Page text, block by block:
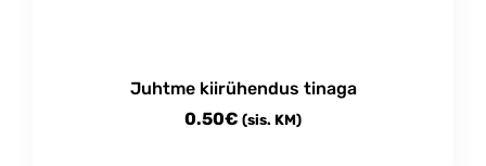
Juhtme kiirühendus tinaga
0.50€ (sis. KM)